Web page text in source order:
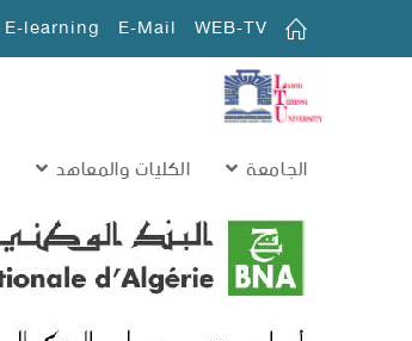
WEB-TV
E-Mail
E-learning
الجامعة الكليات والمعاهد